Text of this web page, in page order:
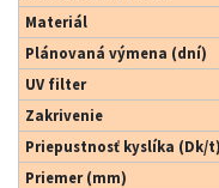
Materiál
Plánovaná výmena (dní)
UV filter
Zakrivenie
Priepustnosť kyslíka (Dk/t)
Priemer (mm)